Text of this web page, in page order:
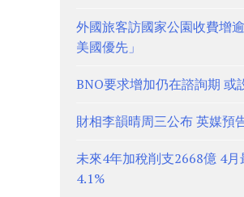
外國旅客訪國家公園收費增
美國優先」
BNO要求增加仍在諮詢期 或
財相李韻晴周三公布 英媒預
未來4年加稅削支2668億 4月
4.1%